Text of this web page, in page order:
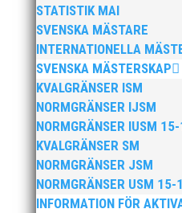
STATISTIK MAI
SVENSKA MÄSTARE
INTERNATIONELLA
SVENSKA MÄSTERSKAP
KVALGRÄNSER ISM
NORMGRÄNSER IJSM
NORMGRÄNSER IUSM
KVALGRÄNSER SM
NORMGRÄNSER JSM
NORMGRÄNSER USM
INFORMATION FÖR
Efter att årsmötet avslutats
stipendieutdelning, mat
från denna del hittar ni i
Bengt Bendéus som
finansierade denna del av